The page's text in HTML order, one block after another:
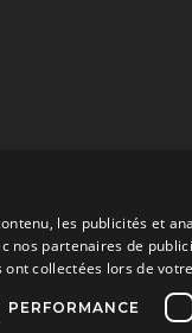
via
les publicités et
partenaires de
collectées lors de
PERFORMANCE